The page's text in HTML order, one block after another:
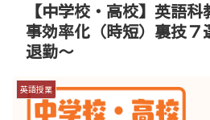
【中学校・高校】英語
事効率化（時短）裏技
退勤〜
英語授業